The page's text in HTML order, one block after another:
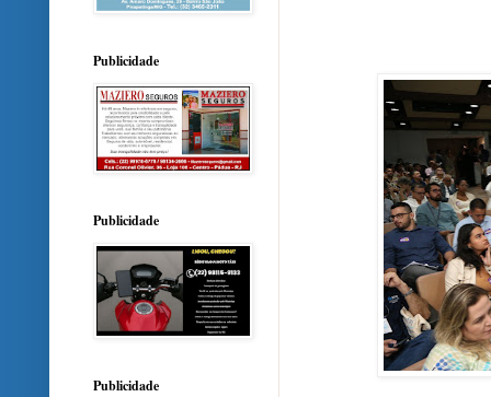
Publicidade
Publicidade
Publicidade